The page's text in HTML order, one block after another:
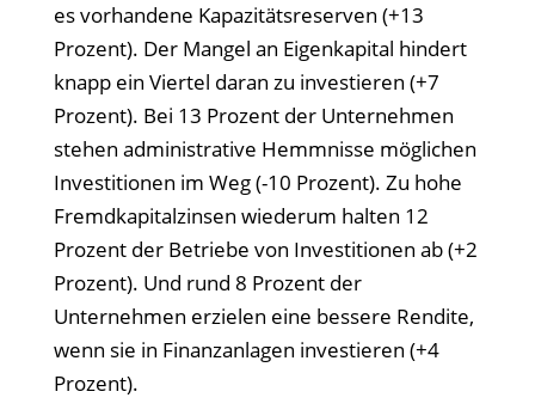
es vorhandene Kapazitätsreserven (+13
Prozent). Der Mangel an Eigenkapital hindert
knapp ein Viertel daran zu investieren (+7
Prozent). Bei 13 Prozent der Unternehmen
stehen administrative Hemmnisse möglichen
Investitionen im Weg (-10 Prozent). Zu hohe
Fremdkapitalzinsen wiederum halten 12
Prozent der Betriebe von Investitionen ab (+2
Prozent). Und rund 8 Prozent der
Unternehmen erzielen eine bessere Rendite,
wenn sie in Finanzanlagen investieren (+4
Prozent).